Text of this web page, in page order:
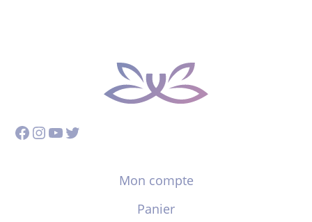
Facebook
Instagram
YouTube
Twitter
Mon compte
Panier